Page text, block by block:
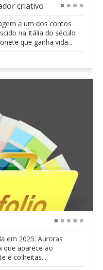
criativo
a um dos contos
na Itália do século
que ganha vida...
em 2025: Auroras
que aparece ao
e colheitas...